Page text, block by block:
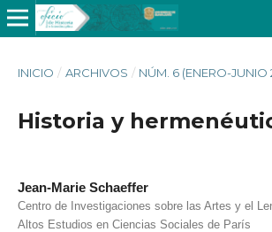
INICIO / ARCHIVOS / NÚM. 6 (ENERO-JUNIO
Historia y
Jean-Marie Schaeffer
Centro de Investigaciones sobre las Artes y el
Altos Estudios en Ciencias Sociales de París